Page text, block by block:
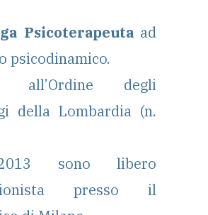
Psicoterapeutaad
psicodinamico.
all’Ordine degli
della Lombardia (n.
sono libero
presso il